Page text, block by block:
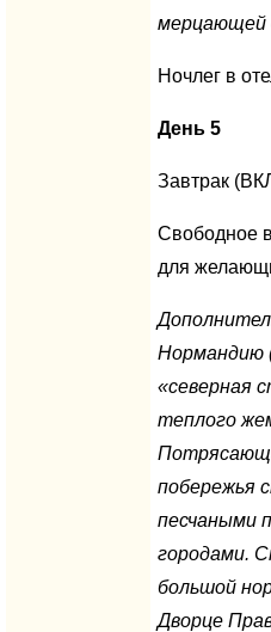
мерцающей
Ночлег в
День 5
Завтрак
Свободное
для
Нормандию
«северная
теплого
побережья
песчаными
городами.
большой
Дворце